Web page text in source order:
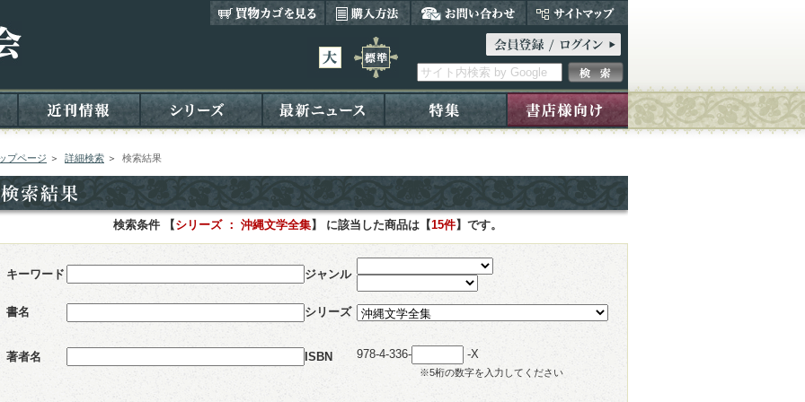
プページ ＞ 詳細検索 ＞ 検索結果
検索条件 【シリーズ ： 沖縄文学全集】 に該当した商品は【15件】です。
キーワード ジャンル
書名 シリーズ
著者名 ISBN 978-4-336- -X
※5桁の数字を入力してください